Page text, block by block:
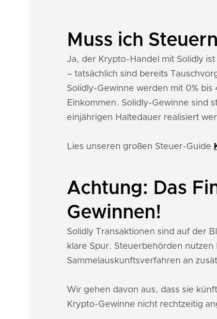
Muss ich
Ja, der Krypto-Handel mit Solidly
– tatsächlich sind bereits
Solidly-Gewinne werden mit 0%
Einkommen. Solidly-Gewinne sind
einjährigen Haltedauer realisiert
Lies unseren großen Steuer-Guide
Achtung: Das
Gewinnen!
Solidly Transaktionen sind auf der
klare Spur. Steuerbehörden
Sammelauskunftsverfahren an
Wir gehen davon aus, dass sie
Krypto-Gewinne nicht rechtzeitig